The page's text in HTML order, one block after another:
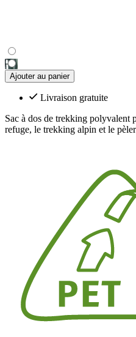
Ajouter au panier
Livraison gratuite
Sac à dos de trekking polyvalent
refuge, le trekking alpin et le